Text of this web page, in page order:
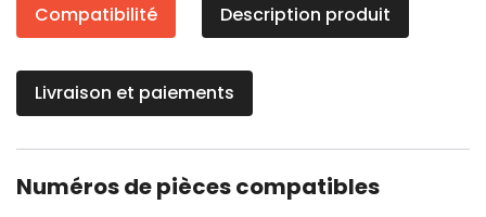
Compatibilité Description produit
Livraison et paiements
Numéros de pièces compatibles